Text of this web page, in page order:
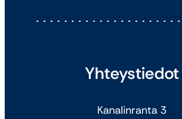
Yhteystiedot
Kanalinranta 3